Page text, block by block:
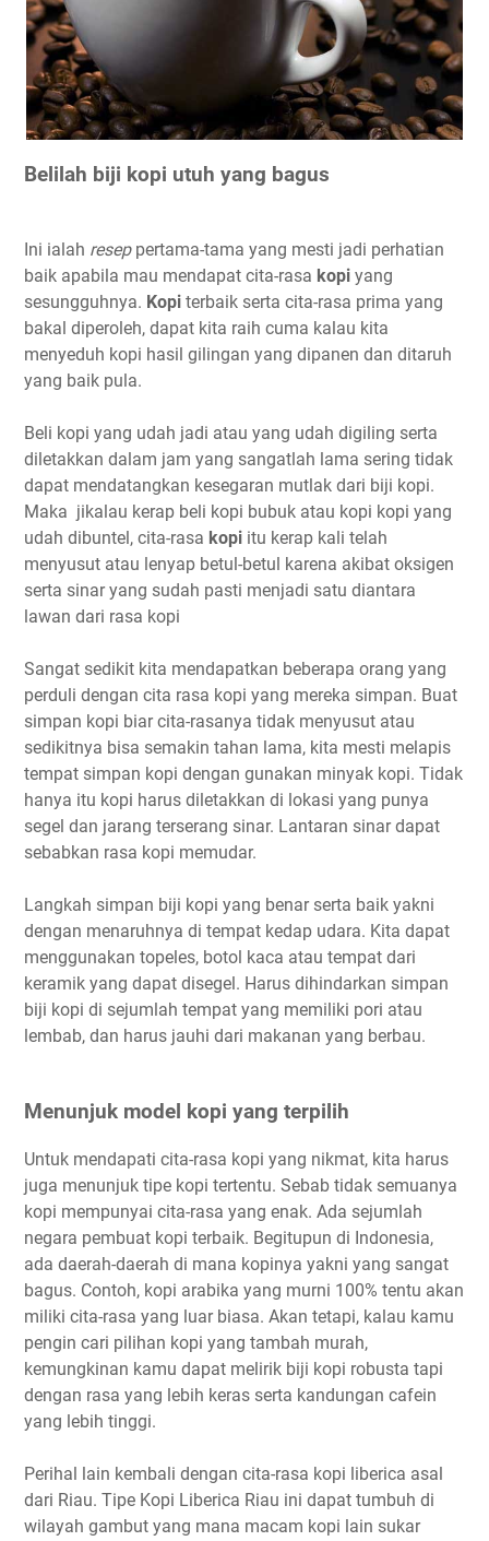
Belilah biji kopi utuh yang bagus
Ini ialah reseppertama-tama yang mesti jadi perhatian
baik apabila mau mendapat cita-rasa kopi yang
sesungguhnya. Kopi terbaik serta cita-rasa prima yang
bakal diperoleh, dapat kita raih cuma kalau kita
menyeduh kopi hasil gilingan yang dipanen dan ditaruh
yang baik pula.
Beli kopi yang udah jadi atau yang udah digiling serta
diletakkan dalam jam yang sangatlah lama sering tidak
dapat mendatangkan kesegaran mutlak dari biji kopi.
Maka jikalau kerap beli kopi bubuk atau kopi kopi yang
udah dibuntel, cita-rasa kopi itu kerap kali telah
menyusut atau lenyap betul-betul karena akibat oksigen
serta sinar yang sudah pasti menjadi satu diantara
lawan dari rasa kopi
Sangat sedikit kita mendapatkan beberapa orang yang
perduli dengan cita rasa kopi yang mereka simpan. Buat
simpan kopi biar cita-rasanya tidak menyusut atau
sedikitnya bisa semakin tahan lama, kita mesti melapis
tempat simpan kopi dengan gunakan minyak kopi. Tidak
hanya itu kopi harus diletakkan di lokasi yang punya
segel dan jarang terserang sinar. Lantaran sinar dapat
sebabkan rasa kopi memudar.
Langkah simpan biji kopi yang benar serta baik yakni
dengan menaruhnya di tempat kedap udara. Kita dapat
menggunakan topeles, botol kaca atau tempat dari
keramik yang dapat disegel. Harus dihindarkan simpan
biji kopi di sejumlah tempat yang memiliki pori atau
lembab, dan harus jauhi dari makanan yang berbau.
Menunjuk model kopi yang terpilih
Untuk mendapati cita-rasa kopi yang nikmat, kita harus
juga menunjuk tipe kopi tertentu. Sebab tidak semuanya
kopi mempunyai cita-rasa yang enak. Ada sejumlah
negara pembuat kopi terbaik. Begitupun di Indonesia,
ada daerah-daerah di mana kopinya yakni yang sangat
bagus. Contoh, kopi arabika yang murni 100% tentu akan
miliki cita-rasa yang luar biasa. Akan tetapi, kalau kamu
pengin cari pilihan kopi yang tambah murah,
kemungkinan kamu dapat melirik biji kopi robusta tapi
dengan rasa yang lebih keras serta kandungan cafein
yang lebih tinggi.
Perihal lain kembali dengan cita-rasa kopi liberica asal
dari Riau. Tipe Kopi Liberica Riau ini dapat tumbuh di
wilayah gambut yang mana macam kopi lain sukar